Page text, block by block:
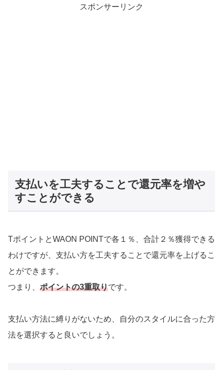
スポンサーリンク
支払いを工夫することで還元率を増や
すことができる
TポイントとWAON POINTで各１％、合計２％獲得できる
わけですが、支払い方を工夫することで還元率を上げるこ
とができます。
つまり、 ポイントの3重取りです。
支払い方法に縛りがないため、自分のスタイルに合った方
法を選択すると良いでしょう。